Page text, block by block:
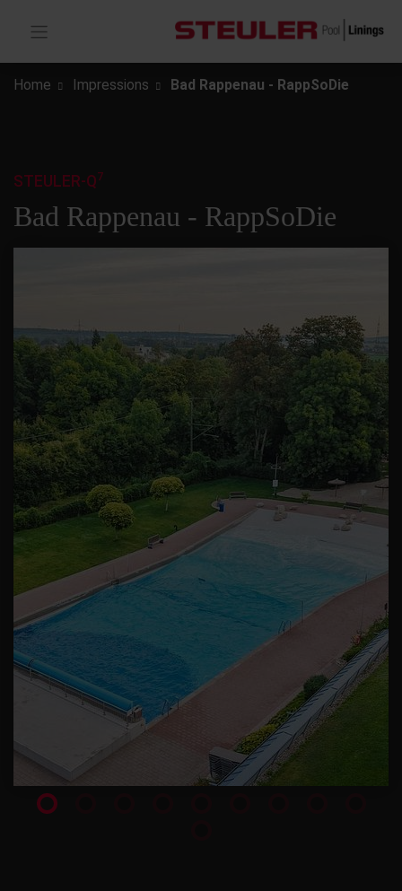
Home Impressions Bad Rappenau - RappSoDie
Bad Rappenau - RappSoDie
STEULER-Q7